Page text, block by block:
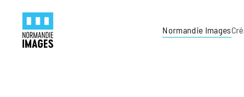
Skip to main content
Normandie Images